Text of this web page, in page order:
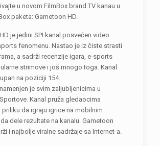
u novom FilmBox brand TV kanau u
paketa: Gametoon HD.
je jedini SPI kanal posvećen video
fenomenu. Nastao je iz čiste strasti
a sadrži recenzije igara, e-sports
strimove i još mnogo toga. Kanal
na poziciji 154.
je svim zaljubljenicima u
Kanal pruža gledaocima
priliku da igraju igrice na mobilnim
dele rezultate na kanalu. Gametoon
i najbolje viralne sadržaje sa Internet-a.